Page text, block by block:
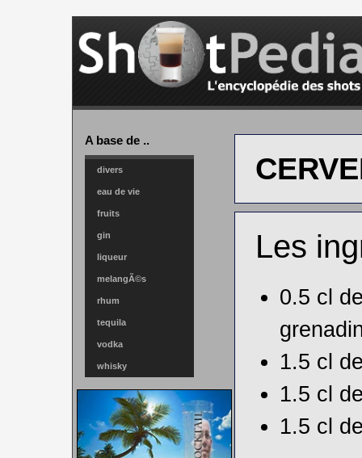
A base de ..
divers
eau de vie
fruits
gin
liqueur
melangÃ©s
rhum
tequila
vodka
whisky
Les
0.5 cl
1.5 cl
1.5 cl
1.5 cl